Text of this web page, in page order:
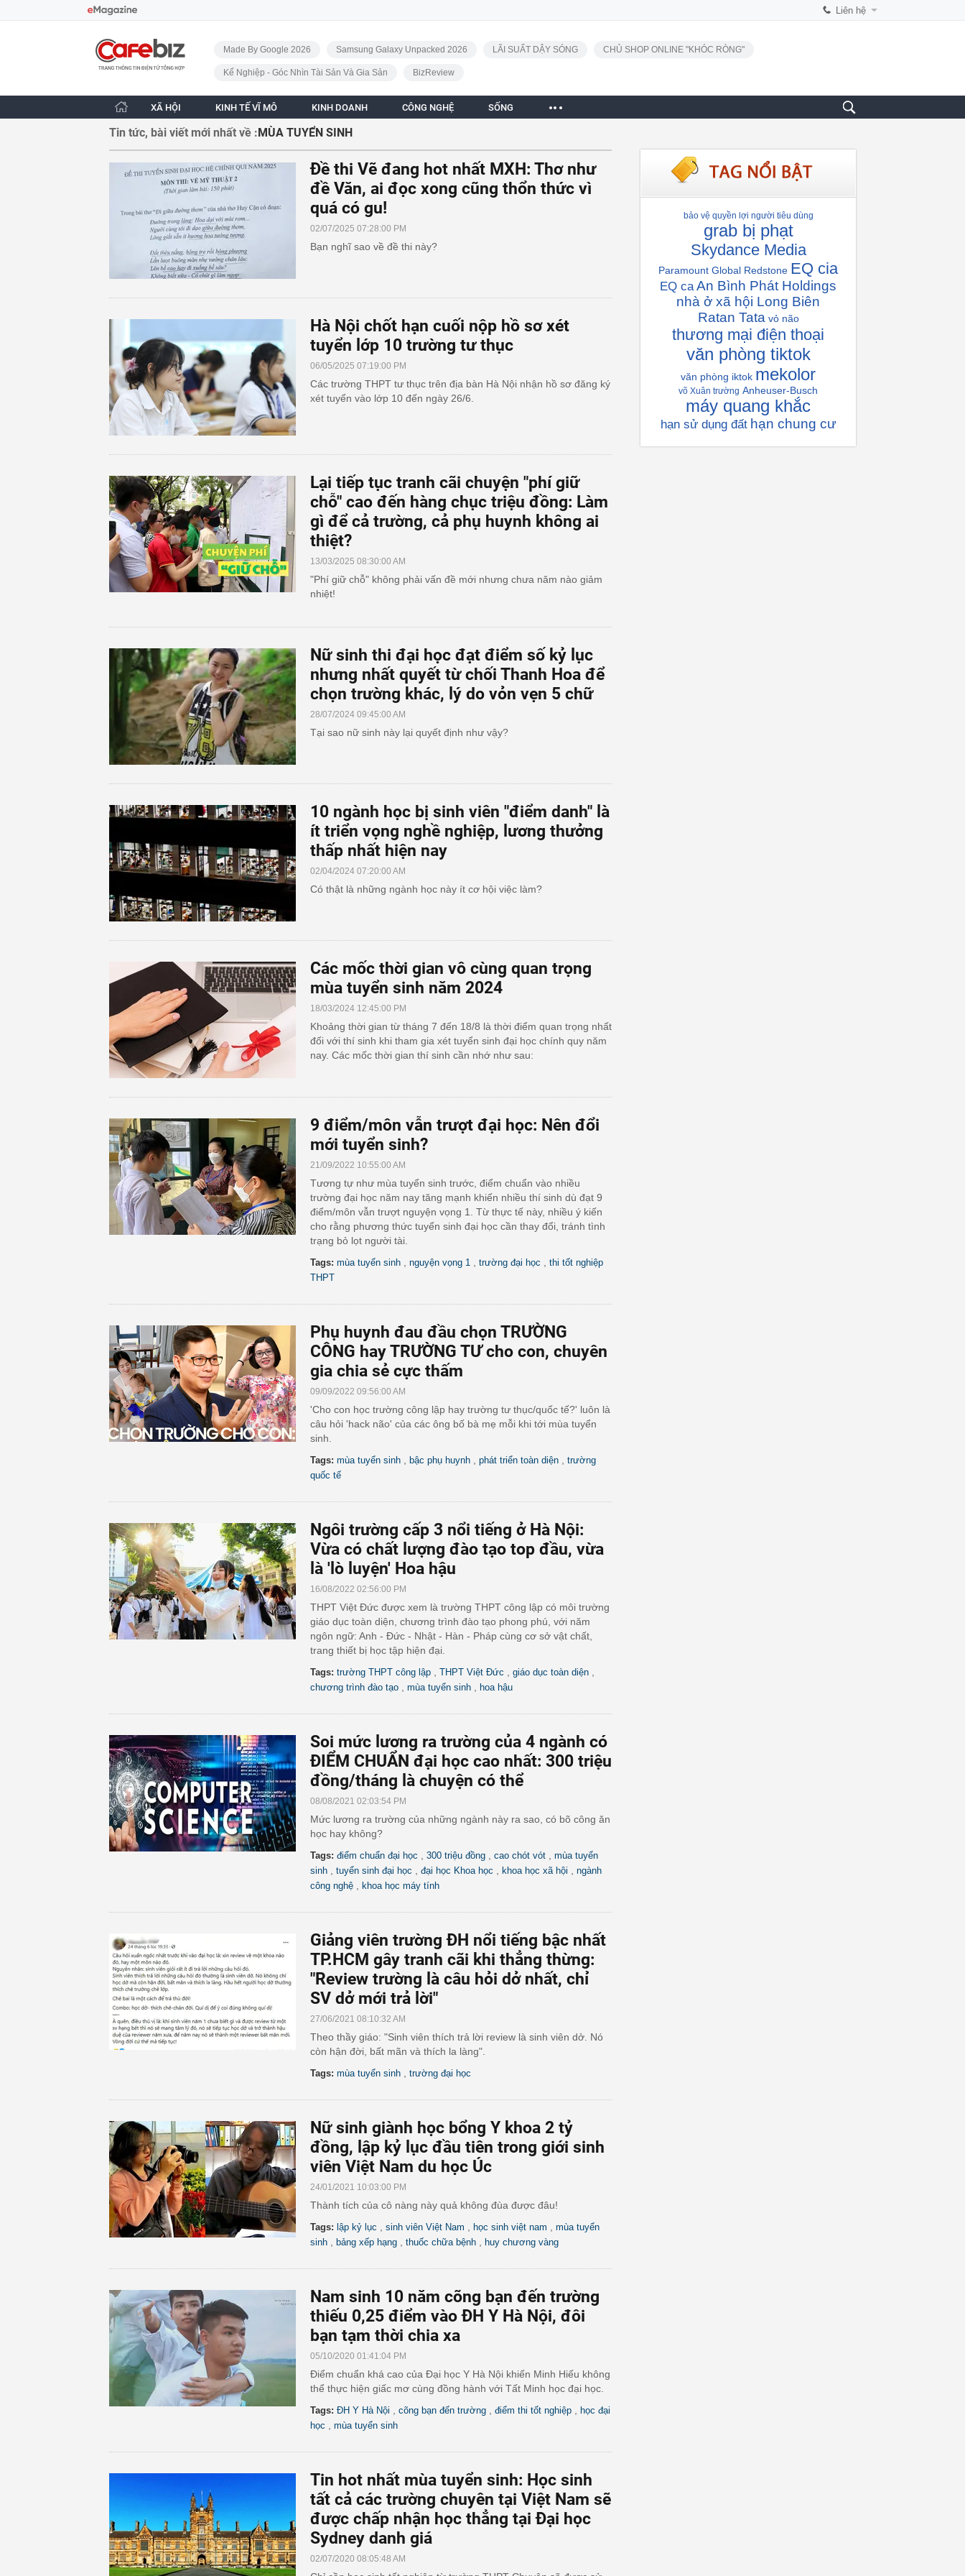
Liên hệ
CafeBiz - Trang chủ
Made By Google 2026
Samsung Galaxy Unpacked 2026 LÃI SUẤT DẬY SÓNG CHỦ SHOP ONLINE "KHÓC RÒNG"
Kế Nghiệp - Góc Nhìn Tài Sản Và Gia Sản BizReview
XÃ HỘI KINH TẾ VĨ MÔ KINH DOANH CÔNG NGHỆ SỐNG
Tin tức, bài viết mới nhất về :MÙA TUYỂN SINH
Đề thi Vẽ đang hot nhất MXH: Thơ như
đề Văn, ai đọc xong cũng thổn thức vì
quá có gu!
02/07/2025 07:28:00 PM
Bạn nghĩ sao về đề thi này?
Hà Nội chốt hạn cuối nộp hồ sơ xét
tuyển lớp 10 trường tư thục
06/05/2025 07:19:00 PM
Các trường THPT tư thục trên địa bàn Hà Nội nhận hồ sơ đăng ký
xét tuyển vào lớp 10 đến ngày 26/6.
Lại tiếp tục tranh cãi chuyện "phí giữ
chỗ" cao đến hàng chục triệu đồng: Làm
gì để cả trường, cả phụ huynh không ai
thiệt?
13/03/2025 08:30:00 AM
"Phí giữ chỗ" không phải vấn đề mới nhưng chưa năm nào giảm
nhiệt!
Nữ sinh thi đại học đạt điểm số kỷ lục
nhưng nhất quyết từ chối Thanh Hoa để
chọn trường khác, lý do vỏn vẹn 5 chữ
28/07/2024 09:45:00 AM
Tại sao nữ sinh này lại quyết định như vậy?
10 ngành học bị sinh viên "điểm danh" là
ít triển vọng nghề nghiệp, lương thưởng
thấp nhất hiện nay
02/04/2024 07:20:00 AM
Có thật là những ngành học này ít cơ hội việc làm?
Các mốc thời gian vô cùng quan trọng
mùa tuyển sinh năm 2024
18/03/2024 12:45:00 PM
Khoảng thời gian từ tháng 7 đến 18/8 là thời điểm quan trọng nhất
đối với thí sinh khi tham gia xét tuyển sinh đại học chính quy năm
nay. Các mốc thời gian thí sinh cần nhớ như sau:
9 điểm/môn vẫn trượt đại học: Nên đổi
mới tuyển sinh?
21/09/2022 10:55:00 AM
Tương tự như mùa tuyển sinh trước, điểm chuẩn vào nhiều
trường đại học năm nay tăng mạnh khiến nhiều thí sinh dù đạt 9
điểm/môn vẫn trượt nguyện vọng 1. Từ thực tế này, nhiều ý kiến
cho rằng phương thức tuyển sinh đại học cần thay đổi, tránh tình
trạng bỏ lọt người tài.
Tags: mùa tuyển sinh nguyện vọng 1 trường đại học
thi tốt nghiệp
THPT
Phụ huynh đau đầu chọn TRƯỜNG
CÔNG hay TRƯỜNG TƯ cho con, chuyên
gia chia sẻ cực thấm
09/09/2022 09:56:00 AM
'Cho con học trường công lập hay trường tư thục/quốc tế?' luôn là
câu hỏi 'hack não' của các ông bố bà mẹ mỗi khi tới mùa tuyển
sinh.
Tags: mùa tuyển sinh bậc phụ huynh phát triển toàn diện
trường
quốc tế
Ngôi trường cấp 3 nổi tiếng ở Hà Nội:
Vừa có chất lượng đào tạo top đầu, vừa
là 'lò luyện' Hoa hậu
16/08/2022 02:56:00 PM
THPT Việt Đức được xem là trường THPT công lập có môi trường
giáo dục toàn diện, chương trình đào tạo phong phú, với năm
ngôn ngữ: Anh - Đức - Nhật - Hàn - Pháp cùng cơ sở vật chất,
trang thiết bị học tập hiện đại.
Tags: trường THPT công lập THPT Việt Đức giáo dục toàn diện
chương trình đào tạo mùa tuyển sinh hoa hậu
Soi mức lương ra trường của 4 ngành có
ĐIỂM CHUẨN đại học cao nhất: 300 triệu
đồng/tháng là chuyện có thể
08/08/2021 02:03:54 PM
Mức lương ra trường của những ngành này ra sao, có bõ công ăn
học hay không?
Tags: điểm chuẩn đại học 300 triệu đồng cao chót vót
mùa tuyển
sinh
tuyển sinh đại học đại học Khoa học khoa học xã hội
ngành
công nghệ
khoa học máy tính
Giảng viên trường ĐH nổi tiếng bậc nhất
TP.HCM gây tranh cãi khi thẳng thừng:
"Review trường là câu hỏi dở nhất, chỉ
SV dở mới trả lời"
27/06/2021 08:10:32 AM
Theo thầy giáo: "Sinh viên thích trả lời review là sinh viên dở. Nó
còn hận đời, bất mãn và thích la làng".
Tags: mùa tuyển sinh trường đại học
Nữ sinh giành học bổng Y khoa 2 tỷ
đồng, lập kỷ lục đầu tiên trong giới sinh
viên Việt Nam du học Úc
24/01/2021 10:03:00 PM
Thành tích của cô nàng này quả không đùa được đâu!
Tags: lập kỷ lục sinh viên Việt Nam học sinh việt nam
mùa tuyển
sinh
bảng xếp hạng thuốc chữa bệnh huy chương vàng
Nam sinh 10 năm cõng bạn đến trường
thiếu 0,25 điểm vào ĐH Y Hà Nội, đôi
bạn tạm thời chia xa
05/10/2020 01:41:04 PM
Điểm chuẩn khá cao của Đại học Y Hà Nội khiến Minh Hiếu không
thể thực hiện giấc mơ cùng đồng hành với Tất Minh học đại học.
Tags: ĐH Y Hà Nội cõng bạn đến trường điểm thi tốt nghiệp
học đại
học
mùa tuyển sinh
Tin hot nhất mùa tuyển sinh: Học sinh
tất cả các trường chuyên tại Việt Nam sẽ
được chấp nhận học thẳng tại Đại học
Sydney danh giá
02/07/2020 08:05:48 AM
bảo vệ quyền lợi người tiêu dùng
grab bị phạt
Skydance Media
Paramount Global Redstone EQ cia
EQ ca An Bình Phát Holdings
nhà ở xã hội Long Biên
Ratan Tata vỏ não
thương mại điện thoại
văn phòng tiktok
văn phòng iktok mekolor
võ Xuân trường Anheuser-Busch
máy quang khắc
hạn sử dụng đất hạn chung cư